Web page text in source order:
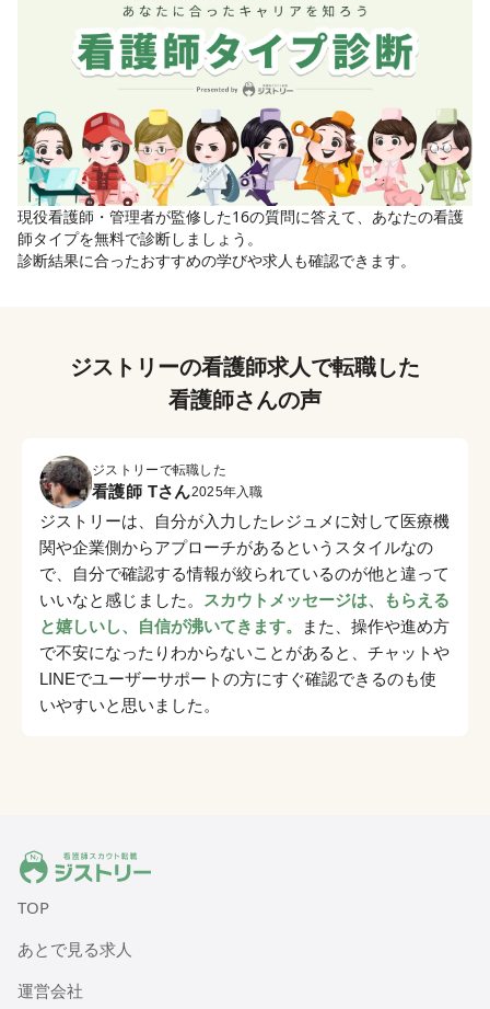
現役看護師・管理者が監修した16の質問に答えて、あなたの看護
師タイプを無料で診断しましょう。
診断結果に合ったおすすめの学びや求人も確認できます。
ジストリーの看護師求人で転職した
看護師さんの声
ジストリーで転職した
看護師 Tさん2025年入職
ジストリーは、自分が入力したレジュメに対して医療機
関や企業側からアプローチがあるというスタイルなの
で、自分で確認する情報が絞られているのが他と違って
いいなと感じました。
スカウトメッセージは、もらえる
と嬉しいし、自信が沸いてきます。
また、操作や進め方
で不安になったりわからないことがあると、チャットや
LINEでユーザーサポートの方にすぐ確認できるのも使
いやすいと思いました。
ジストリー 看護師の転職マッチング
TOP
あとで見る求人
運営会社